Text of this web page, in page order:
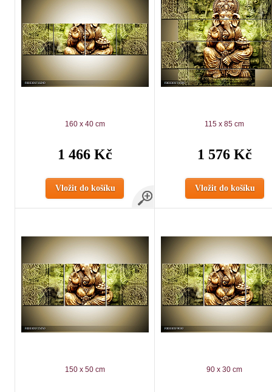
160 x 40 cm
1 466 Kč
Vložit do košíku
115 x 85 cm
1 576 Kč
Vložit do košíku
150 x 50 cm 90 x 30 cm